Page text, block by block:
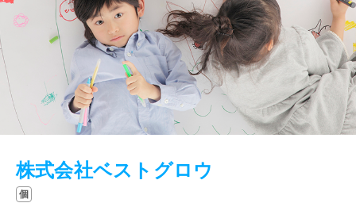
株式会社ベストグロウ
個